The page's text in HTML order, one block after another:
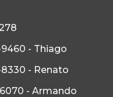
9460 - Thiago
8330 - Renato
6070 - Armando